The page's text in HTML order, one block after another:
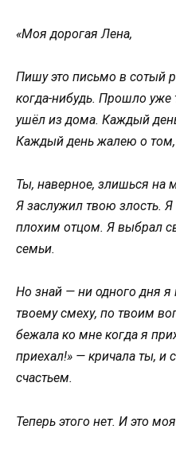
«Моя дорогая Лена,
Пишу это письмо в сотый
когда-нибудь. Прошло уже
ушёл из дома. Каждый
Каждый день жалею о том,
Ты, наверное, злишься на
Я заслужил твою злость.
плохим отцом. Я выбрал
семьи.
Но знай — ни одного дня я
твоему смеху, по твоим
бежала ко мне когда я
приехал!» — кричала ты, и
счастьем.
Теперь этого нет. И это